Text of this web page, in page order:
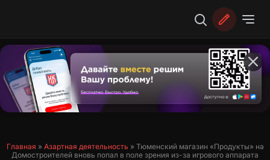
Главная » Азартная деятельность » Тюменский магазин «Продукты» на
Домостроителей вновь попал в поле зрения из-за игрового аппарата